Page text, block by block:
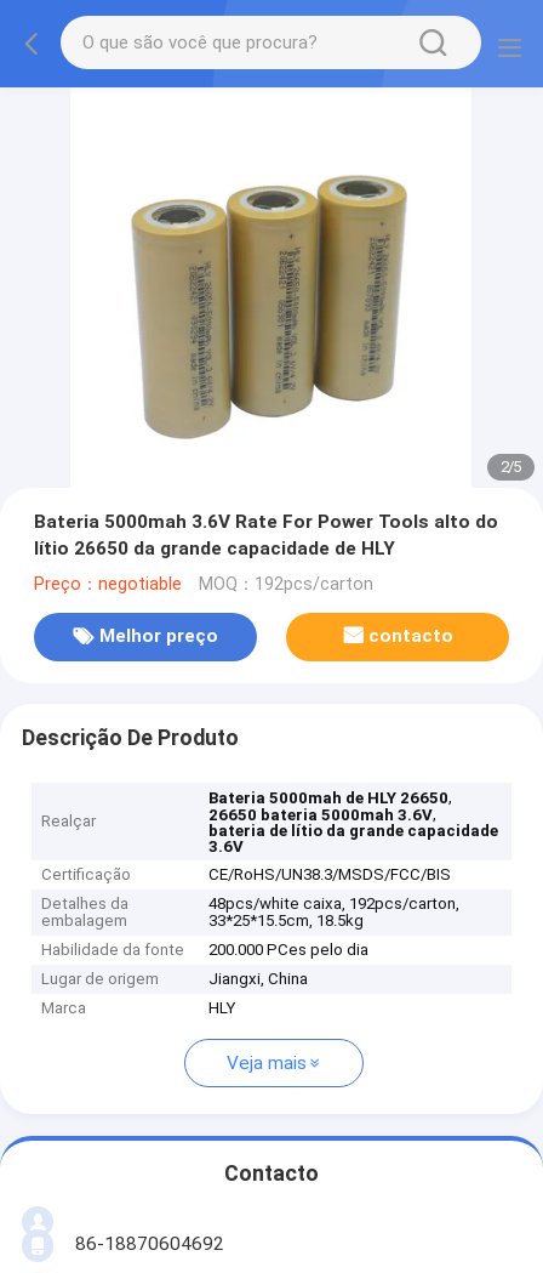
2/5
Bateria 5000mah 3.6V Rate For Power Tools alto do
lítio 26650 da grande capacidade de HLY
Preço：negotiable MOQ：192pcs/carton
Melhor preço contacto
Descrição De Produto
Realçar
Bateria 5000mah de HLY 26650,
26650 bateria 5000mah 3.6V,
bateria de lítio da grande capacidade
3.6V
Certificação
CE/RoHS/UN38.3/MSDS/FCC/BIS
Detalhes da
embalagem
48pcs/white caixa, 192pcs/carton,
33*25*15.5cm, 18.5kg
Habilidade da fonte
200.000 PCes pelo dia
Lugar de origem
Jiangxi, China
Marca
HLY
Veja mais
Contacto
86-18870604692